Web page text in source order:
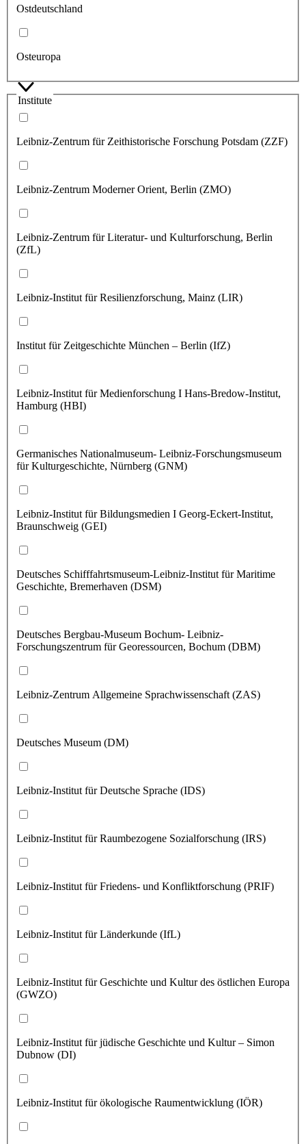
Ostdeutschland
Osteuropa
Institute
Leibniz-Zentrum für Zeithistorische Forschung Potsdam (ZZF)
Leibniz-Zentrum Moderner Orient, Berlin (ZMO)
Leibniz-Zentrum für Literatur- und Kulturforschung, Berlin
(ZfL)
Leibniz-Institut für Resilienzforschung, Mainz (LIR)
Institut für Zeitgeschichte München – Berlin (IfZ)
Leibniz-Institut für Medienforschung I Hans-Bredow-Institut,
Hamburg (HBI)
Germanisches Nationalmuseum- Leibniz-Forschungsmuseum
für Kulturgeschichte, Nürnberg (GNM)
Leibniz-Institut für Bildungsmedien I Georg-Eckert-Institut,
Braunschweig (GEI)
Deutsches Schifffahrtsmuseum-Leibniz-Institut für Maritime
Geschichte, Bremerhaven (DSM)
Deutsches Bergbau-Museum Bochum- Leibniz-
Forschungszentrum für Georessourcen, Bochum (DBM)
Leibniz-Zentrum Allgemeine Sprachwissenschaft (ZAS)
Deutsches Museum (DM)
Leibniz-Institut für Deutsche Sprache (IDS)
Leibniz-Institut für Raumbezogene Sozialforschung (IRS)
Leibniz-Institut für Friedens- und Konfliktforschung (PRIF)
Leibniz-Institut für Länderkunde (IfL)
Leibniz-Institut für Geschichte und Kultur des östlichen Europa
(GWZO)
Leibniz-Institut für jüdische Geschichte und Kultur – Simon
Dubnow (DI)
Leibniz-Institut für ökologische Raumentwicklung (IÖR)